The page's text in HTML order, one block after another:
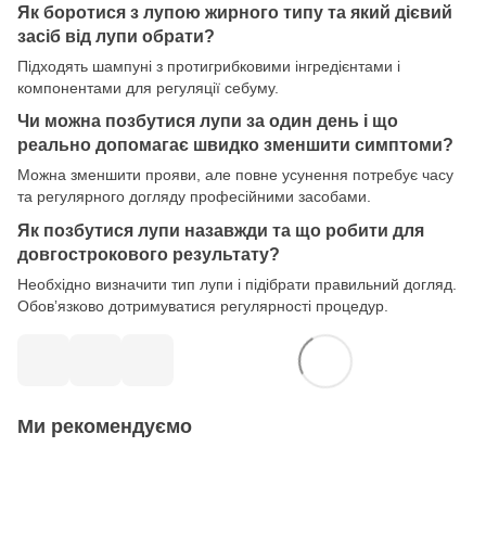
Як боротися з лупою жирного типу та який дієвий
засіб від лупи обрати?
Підходять шампуні з протигрибковими інгредієнтами і
компонентами для регуляції себуму.
Чи можна позбутися лупи за один день і що
реально допомагає швидко зменшити симптоми?
Можна зменшити прояви, але повне усунення потребує часу
та регулярного догляду професійними засобами.
Як позбутися лупи назавжди та що робити для
довгострокового результату?
Необхідно визначити тип лупи і підібрати правильний догляд.
Обовʼязково дотримуватися регулярності процедур.
Ми рекомендуємо